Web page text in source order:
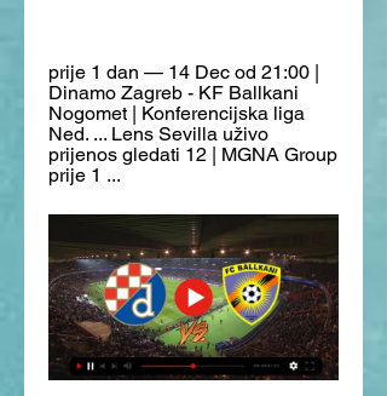
prije 1 dan — 14 Dec od 21:00 |
Dinamo Zagreb - KF Ballkani
Nogomet | Konferencijska liga
Ned. ... Lens Sevilla uživo
prijenos gledati 12 | MGNA Group
prije 1 ...